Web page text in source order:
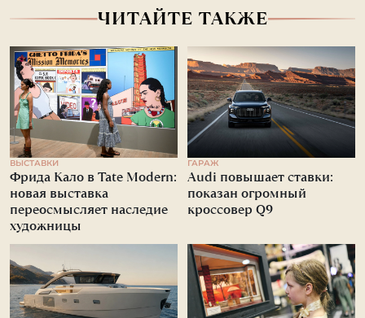
ЧИТАЙТЕ ТАКЖЕ
ВЫСТАВКИ
Фрида Кало в Tate Modern:
новая выставка
переосмысляет наследие
художницы
ГАРАЖ
Audi повышает ставки:
показан огромный
кроссовер Q9